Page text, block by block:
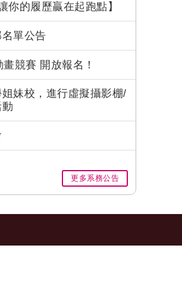
你的履歷贏在起跑點】
名單公告
競賽 開放報名！
妹校，進行虛擬攝影棚/
更多系務公告